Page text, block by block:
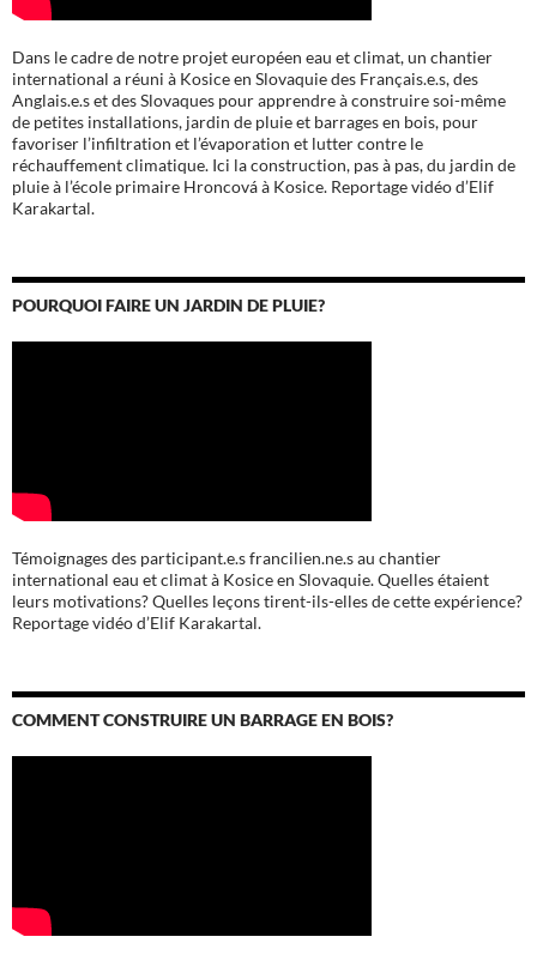
Dans le cadre de notre projet européen eau et climat, un chantier
international a réuni à Kosice en Slovaquie des Français.e.s, des
Anglais.e.s et des Slovaques pour apprendre à construire soi-même
de petites installations, jardin de pluie et barrages en bois, pour
favoriser l’infiltration et l’évaporation et lutter contre le
réchauffement climatique. Ici la construction, pas à pas, du jardin de
pluie à l’école primaire Hroncová à Kosice. Reportage vidéo d’Elif
Karakartal.
POURQUOI FAIRE UN JARDIN DE PLUIE?
Témoignages des participant.e.s francilien.ne.s au chantier
international eau et climat à Kosice en Slovaquie. Quelles étaient
leurs motivations? Quelles leçons tirent-ils-elles de cette expérience?
Reportage vidéo d’Elif Karakartal.
COMMENT CONSTRUIRE UN BARRAGE EN BOIS?